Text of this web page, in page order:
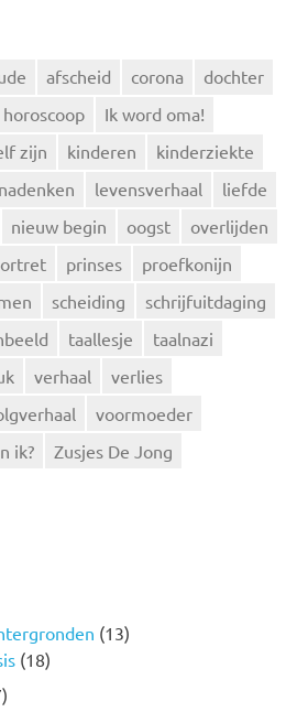
afscheid corona
dochter
horoscoop
Ik word oma!
zijn kinderen
kinderziekte
levensverhaal
liefde
nieuw begin oogst
overlijden
prinses
proefkonijn
scheiding
schrijfuitdaging
taallesje
taalnazi
verhaal
verlies
voormoeder
ik? Zusjes De Jong
(13)
(18)